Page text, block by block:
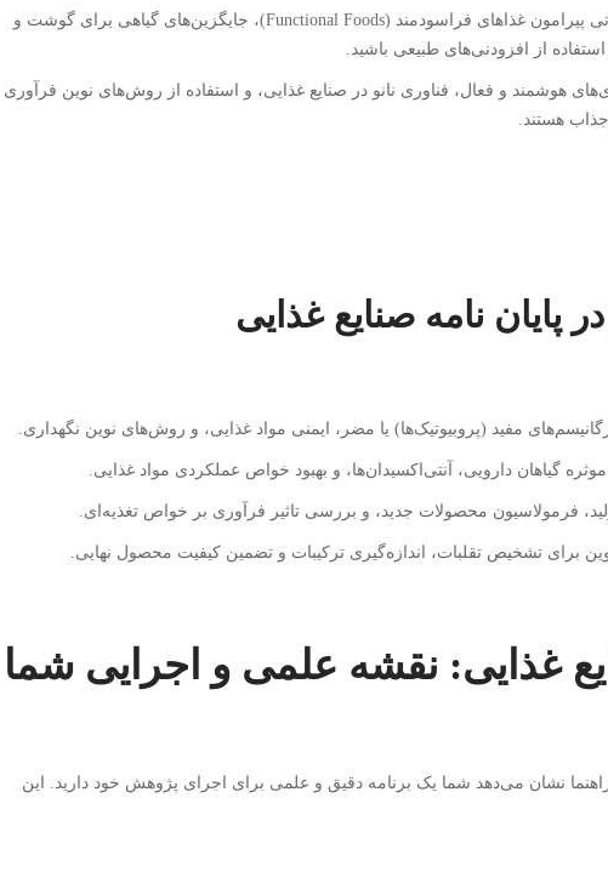
به دنبال موضوعاتی پیرامون غذاهای فراسودمند (Functional Foods)، جایگزین‌های گیاهی برای گوشت و
از افزودنی‌های طبیعی باشید.
هوشمند و فعال، فناوری نانو در صنایع غذایی، و استفاده از روش‌های نوین فرآوری
جذاب هستند.
پایان نامه صنایع غذایی
مفید (پروبیوتیک‌ها) یا مضر، ایمنی مواد غذایی، و روش‌های نوین نگهداری.
گیاهان دارویی، آنتی‌اکسیدان‌ها، و بهبود خواص عملکردی مواد غذایی.
فرمولاسیون محصولات جدید، و بررسی تاثیر فرآوری بر خواص تغذیه‌ای.
برای تشخیص تقلبات، اندازه‌گیری ترکیبات و تضمین کیفیت محصول نهایی.
غذایی: نقشه علمی و اجرایی شما
نشان می‌دهد شما یک برنامه دقیق و علمی برای اجرای پژوهش خود دارید. این